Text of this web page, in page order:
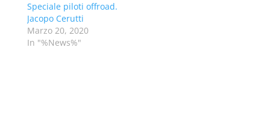
Speciale piloti offroad.
Jacopo Cerutti
Marzo 20, 2020
In "%News%"